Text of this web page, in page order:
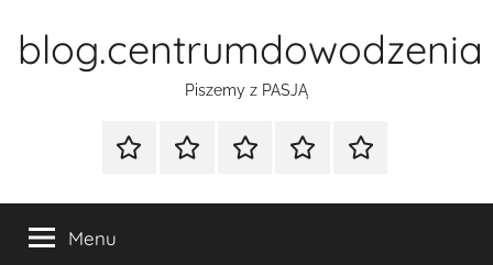
blog.centrumdowodzenia
Piszemy z PASJĄ
Strona
PolitykaWpisy
SEO
Instagram
Menu